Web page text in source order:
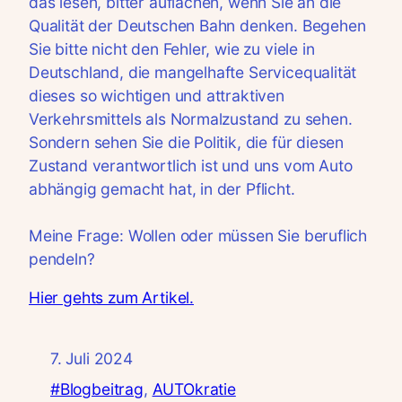
Qualität der Deutschen Bahn denken. Begehen
Sie bitte nicht den Fehler, wie zu viele in
Deutschland, die mangelhafte Servicequalität
dieses so wichtigen und attraktiven
Verkehrsmittels als Normalzustand zu sehen.
Sondern sehen Sie die Politik, die für diesen
Zustand verantwortlich ist und uns vom Auto
abhängig gemacht hat, in der Pflicht.
Meine Frage: Wollen oder müssen Sie beruflich
pendeln?
Hier gehts zum Artikel.
7. Juli 2024
#Blogbeitrag, AUTOkratie